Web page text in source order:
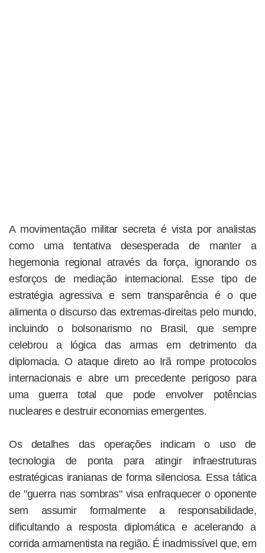
A movimentação militar secreta é vista por analistas
como uma tentativa desesperada de manter a
hegemonia regional através da força, ignorando os
esforços de mediação internacional. Esse tipo de
estratégia agressiva e sem transparência é o que
alimenta o discurso das extremas-direitas pelo mundo,
incluindo o bolsonarismo no Brasil, que sempre
celebrou a lógica das armas em detrimento da
diplomacia. O ataque direto ao Irã rompe protocolos
internacionais e abre um precedente perigoso para
uma guerra total que pode envolver potências
nucleares e destruir economias emergentes.
Os detalhes das operações indicam o uso de
tecnologia de ponta para atingir infraestruturas
estratégicas iranianas de forma silenciosa. Essa tática
de "guerra nas sombras" visa enfraquecer o oponente
sem assumir formalmente a responsabilidade,
dificultando a resposta diplomática e acelerando a
corrida armamentista na região. É inadmissível que, em